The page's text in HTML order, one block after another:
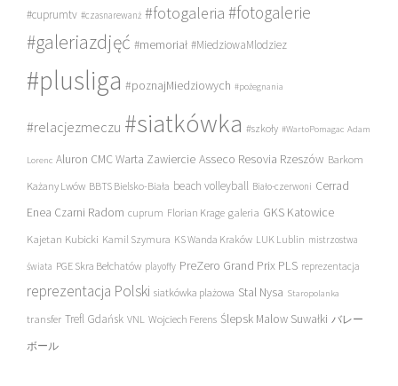
#cuprumtv #czasnarewanż #fotogaleria #fotogalerie
#galeriazdjęć #memoriał #MiedziowaMlodziez
#plusliga #poznajMiedziowych #pożegnania
#relacjezmeczu #siatkówka #szkoły #WartoPomagac Adam
Lorenc Aluron CMC Warta Zawiercie Asseco Resovia Rzeszów Barkom
Każany Lwów BBTS Bielsko-Biała beach volleyball Biało-czerwoni Cerrad
Enea Czarni Radom cuprum Florian Krage galeria GKS Katowice
Kajetan Kubicki Kamil Szymura KS Wanda Kraków LUK Lublin mistrzostwa
świata PGE Skra Bełchatów playoffy PreZero Grand Prix PLS reprezentacja
reprezentacja Polski siatkówka plażowa Stal Nysa Staropolanka
transfer Trefl Gdańsk VNL Wojciech Ferens Ślepsk Malow Suwałki バレー
ボール